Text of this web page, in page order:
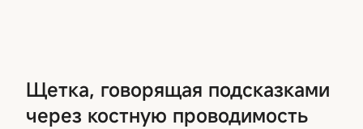
Щетка, говорящая подсказками
через костную проводимость